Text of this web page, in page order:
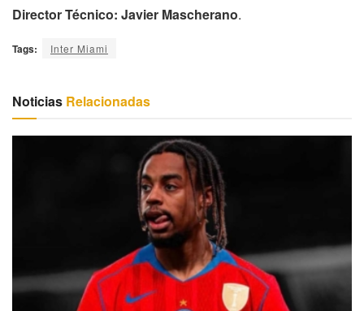
Director Técnico: Javier Mascherano.
Tags: Inter Miami
Noticias Relacionadas